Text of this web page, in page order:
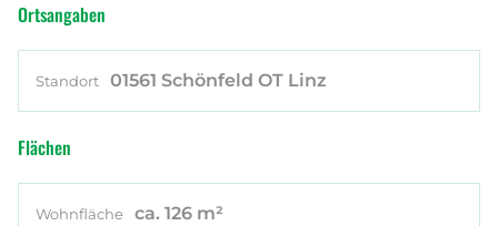
Ortsangaben
Standort 01561 Schönfeld OT Linz
Flächen
Wohnfläche ca. 126 m²